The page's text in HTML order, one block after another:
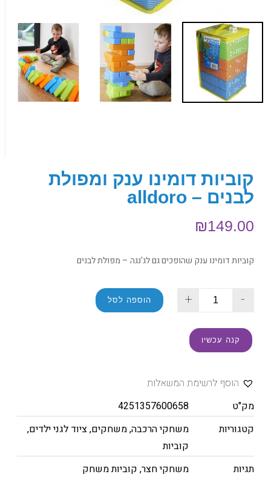
קוביות דומינו ענק ומפולת
לבנים – alldoro
₪149.00
קוביות דומינו ענק שהופכים גם לג'נגה – מפולת לבנים
-
+ הוספה לסל
קנה עכשיו
הוסף לרשימת המשאלות
מק"ט
4251357600658
קטגוריות
משחקי הרכבה,משחקים,ציוד לגני ילדים,
קוביות
תגיות
משחקי חצר, קוביות משחק